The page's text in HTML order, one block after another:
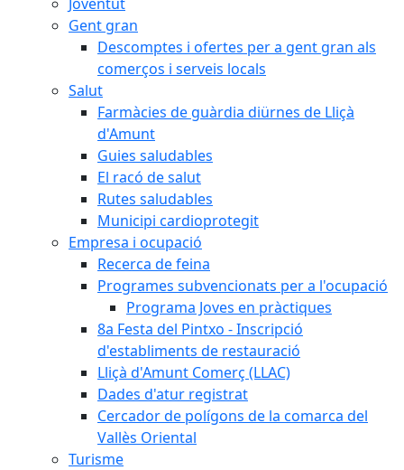
Gent gran
Descomptes i ofertes per a gent gran als
comerços i serveis locals
Salut
Farmàcies de guàrdia diürnes de Lliçà
d'Amunt
Guies saludables
El racó de salut
Rutes saludables
Municipi cardioprotegit
Empresa i ocupació
Recerca de feina
Programes subvencionats per a l'ocupació
Programa Joves en pràctiques
8a Festa del Pintxo - Inscripció
d'establiments de restauració
Lliçà d'Amunt Comerç (LLAC)
Dades d'atur registrat
Cercador de polígons de la comarca del
Vallès Oriental
Turisme